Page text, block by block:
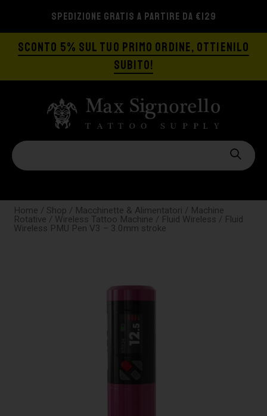
SPEDIZIONE GRATIS A PARTIRE DA €129
SCONTO 5% SUL TUO PRIMO ORDINE, OTTIENILO
SUBITO!
Home / Shop / Macchinette & Alimentatori / Machine
Rotative / Wireless Tattoo Machine / Fluid Wireless / Fluid
Wireless PMU Pen V3 – 3.0mm stroke